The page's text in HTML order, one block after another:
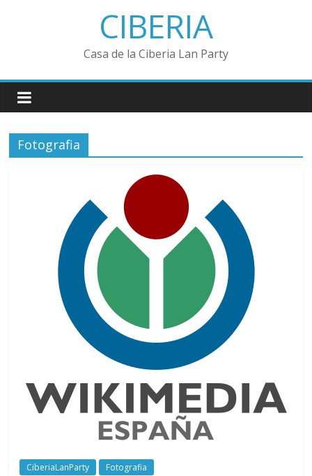
CIBERIA
Casa de la Ciberia Lan Party
Fotografia
CiberiaLanParty Fotografia